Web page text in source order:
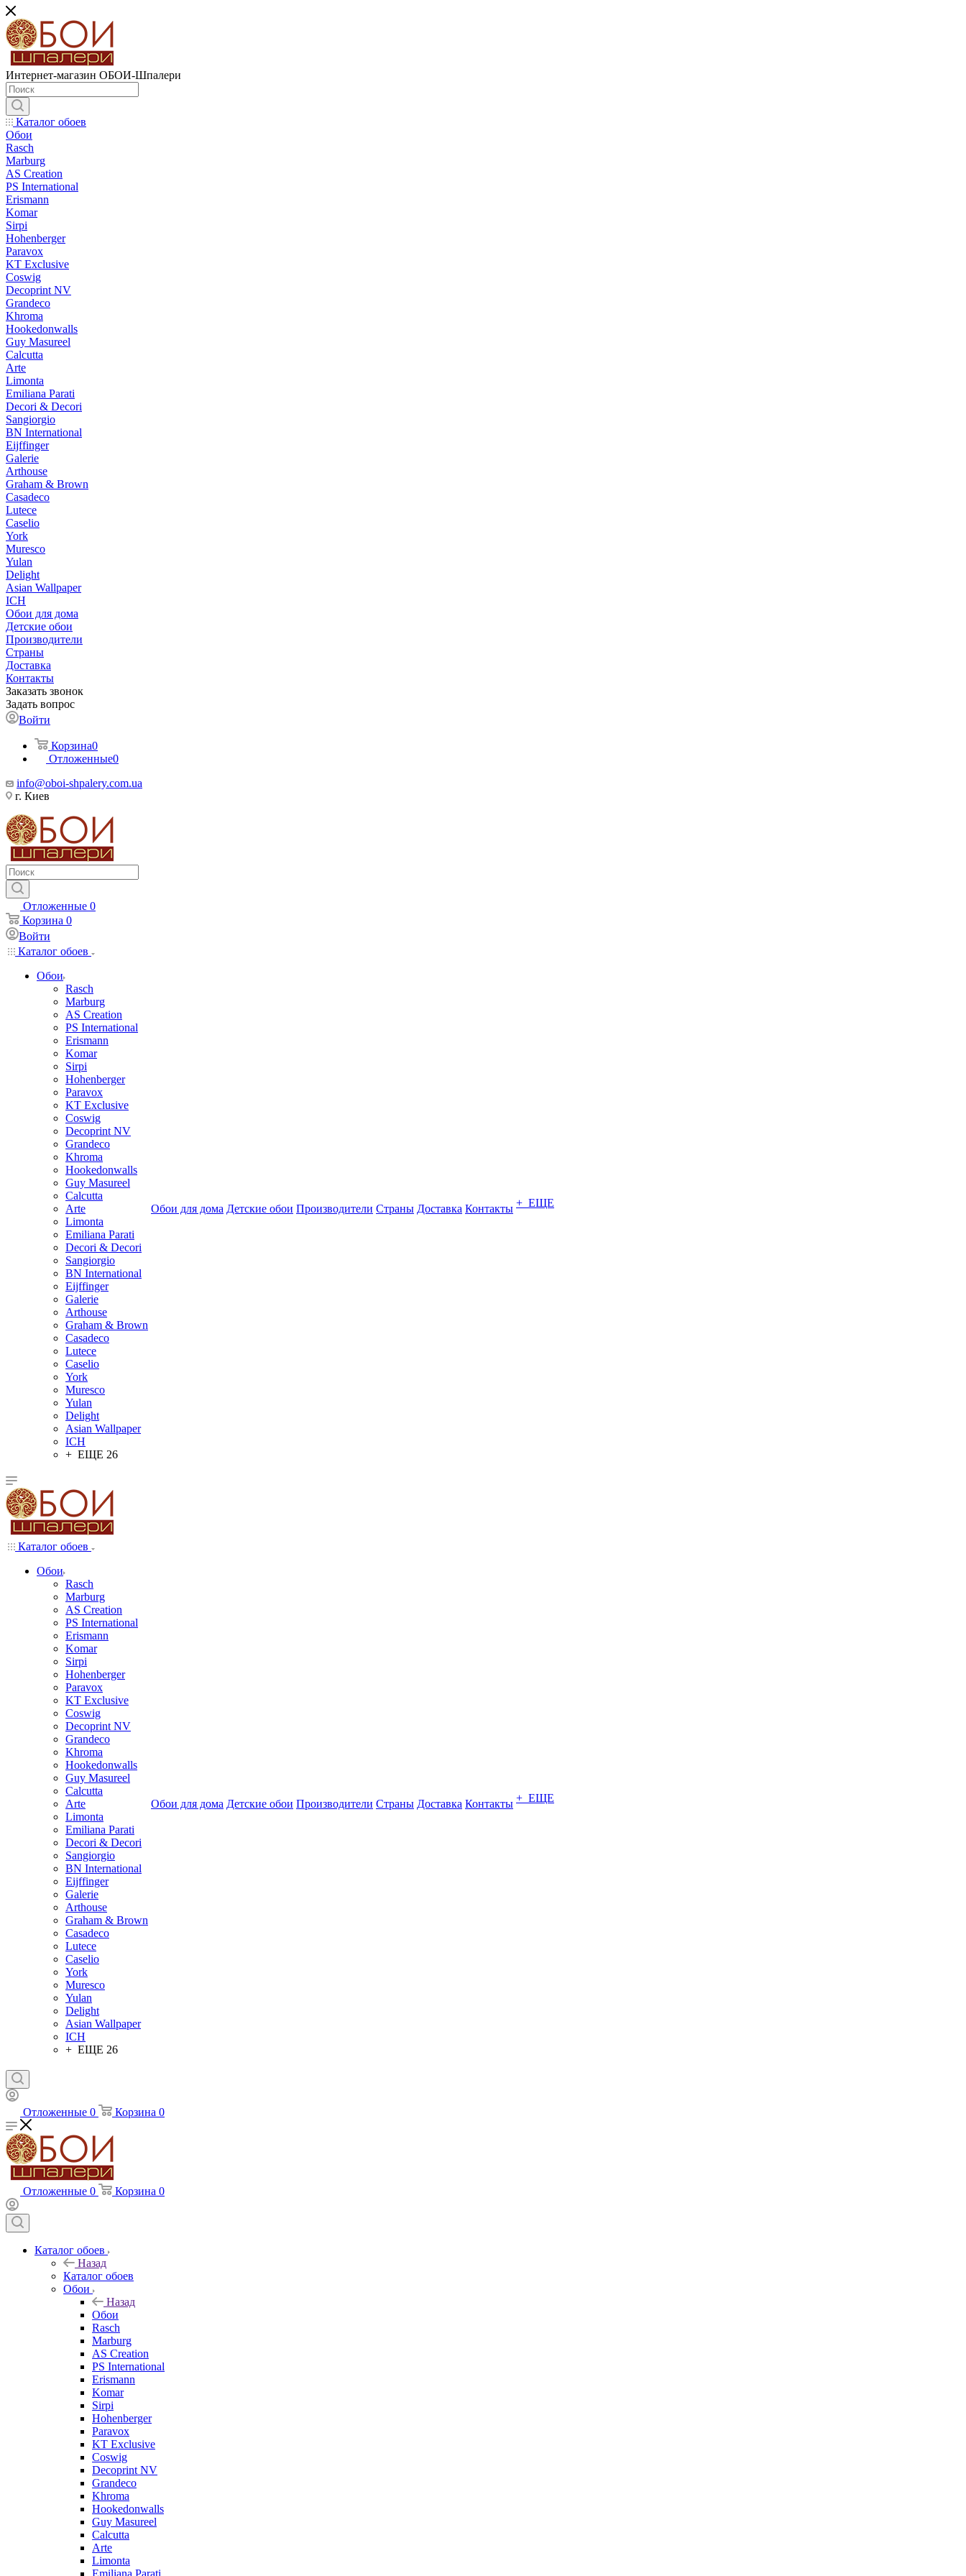
Интернет-магазин ОБОИ-Шпалери
Каталог обоев
Обои
Rasch
Marburg
AS Creation
PS International
Erismann
Komar
Sirpi
Hohenberger
Paravox
KT Exclusive
Coswig
Decoprint NV
Grandeco
Khroma
Hookedonwalls
Guy Masureel
Calcutta
Arte
Limonta
Emiliana Parati
Decori & Decori
Sangiorgio
BN International
Eijffinger
Galerie
Arthouse
Graham & Brown
Casadeco
Lutece
Caselio
York
Muresco
Yulan
Delight
Asian Wallpaper
ICH
Обои для дома
Детские обои
Производители
Страны
Доставка
Контакты
Заказать звонок
Задать вопрос
Войти
Корзина0
Отложенные0
info@oboi-shpalery.com.ua
г. Киев
Отложенные 0
Корзина 0
Войти
Каталог обоев
Обои
Rasch
Marburg
AS Creation
PS International
Erismann
Komar
Sirpi
Hohenberger
Paravox
KT Exclusive
Coswig
Decoprint NV
Grandeco
Khroma
Hookedonwalls
Guy Masureel
Calcutta
Arte
Limonta
Emiliana Parati
Decori & Decori
Sangiorgio
BN International
Eijffinger
Galerie
Arthouse
Graham & Brown
Casadeco
Lutece
Caselio
York
Muresco
Yulan
Delight
Asian Wallpaper
ICH
+ ЕЩЕ 26
Обои для дома Детские обои Производители Страны Доставка Контакты + ЕЩЕ
Каталог обоев
Обои
Rasch
Marburg
AS Creation
PS International
Erismann
Komar
Sirpi
Hohenberger
Paravox
KT Exclusive
Coswig
Decoprint NV
Grandeco
Khroma
Hookedonwalls
Guy Masureel
Calcutta
Arte
Limonta
Emiliana Parati
Decori & Decori
Sangiorgio
BN International
Eijffinger
Galerie
Arthouse
Graham & Brown
Casadeco
Lutece
Caselio
York
Muresco
Yulan
Delight
Asian Wallpaper
ICH
+ ЕЩЕ 26
Обои для дома Детские обои Производители Страны Доставка Контакты + ЕЩЕ
Отложенные 0 Корзина 0
Отложенные 0 Корзина 0
Каталог обоев
Назад
Каталог обоев
Обои
Назад
Обои
Rasch
Marburg
AS Creation
PS International
Erismann
Komar
Sirpi
Hohenberger
Paravox
KT Exclusive
Coswig
Decoprint NV
Grandeco
Khroma
Hookedonwalls
Guy Masureel
Calcutta
Arte
Limonta
Emiliana Parati